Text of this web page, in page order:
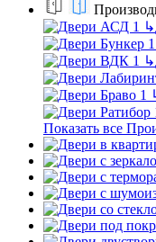
↳
↳
Показать все